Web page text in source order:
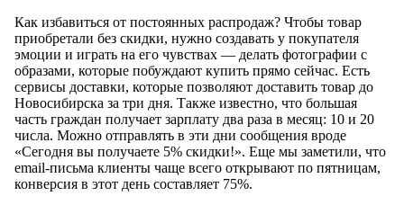
Как избавиться от постоянных распродаж? Чтобы товар
приобретали без скидки, нужно создавать у покупателя
эмоции и играть на его чувствах — делать фотографии с
образами, которые побуждают купить прямо сейчас. Есть
сервисы доставки, которые позволяют доставить товар до
Новосибирска за три дня. Также известно, что большая
часть граждан получает зарплату два раза в месяц: 10 и 20
числа. Можно отправлять в эти дни сообщения вроде
«Сегодня вы получаете 5% скидки!». Еще мы заметили, что
email-письма клиенты чаще всего открывают по пятницам,
конверсия в этот день составляет 75%.